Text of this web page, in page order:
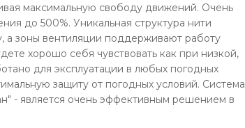
максимальную свободу движений. Очень
до 500%. Уникальная структура нити
а зоны вентиляции поддерживают работу
хорошо себя чувствовать как при низкой,
для эксплуатации в любых погодных
защиту от погодных условий. Система
- является очень эффективным решением в